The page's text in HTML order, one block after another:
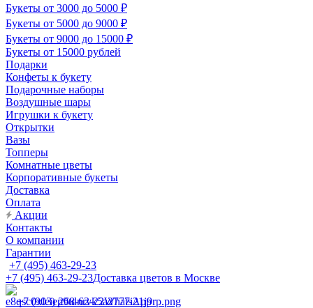
Букеты от 3000 до 5000 ₽
Букеты от 5000 до 9000 ₽
Букеты от 9000 до 15000 ₽
Букеты от 15000 рублей
Подарки
Конфеты к букету
Подарочные наборы
Воздушные шары
Игрушки к букету
Открытки
Вазы
Топперы
Комнатные цветы
Корпоративные букеты
Доставка
Оплата
Акции
Контакты
О компании
Гарантии
+7 (495) 463-29-23
+7 (495) 463-29-23Доставка цветов в Москве
+7 (903) 268-62-22WhatsApp